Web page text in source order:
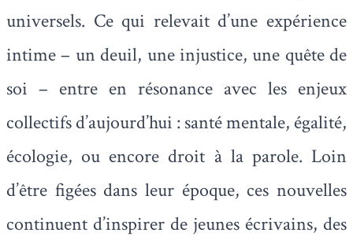
universels. Ce qui relevait d’une expérience
intime – un deuil, une injustice, une quête de
soi – entre en résonance avec les enjeux
collectifs d’aujourd’hui : santé mentale, égalité,
écologie, ou encore droit à la parole. Loin
d’être figées dans leur époque, ces nouvelles
continuent d’inspirer de jeunes écrivains, des